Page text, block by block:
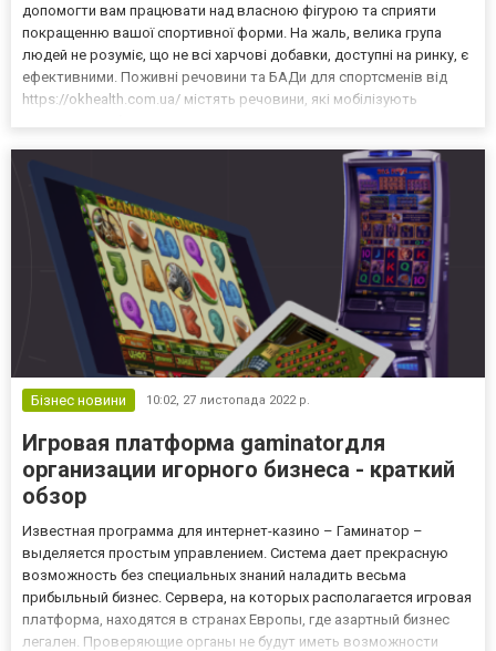
допомогти вам працювати над власною фігурою та сприяти
покращенню вашої спортивної форми. На жаль, велика група
людей не розуміє, що не всі харчові добавки, доступні на ринку, є
ефективними. Поживні речовини та БАДи для спортсменів від
https://okhealth.com.ua/ містять речовини, які мобілізують
Бізнес новини 10:02, 27 листопада 2022 р.
Игровая платформа gaminatorдля
организации игорного бизнеса - краткий
обзор
Известная программа для интернет-казино – Гаминатор –
выделяется простым управлением. Система дает прекрасную
возможность без специальных знаний наладить весьма
прибыльный бизнес. Сервера, на которых располагается игровая
платформа, находятся в странах Европы, где азартный бизнес
легален. Проверяющие органы не будут иметь возможности